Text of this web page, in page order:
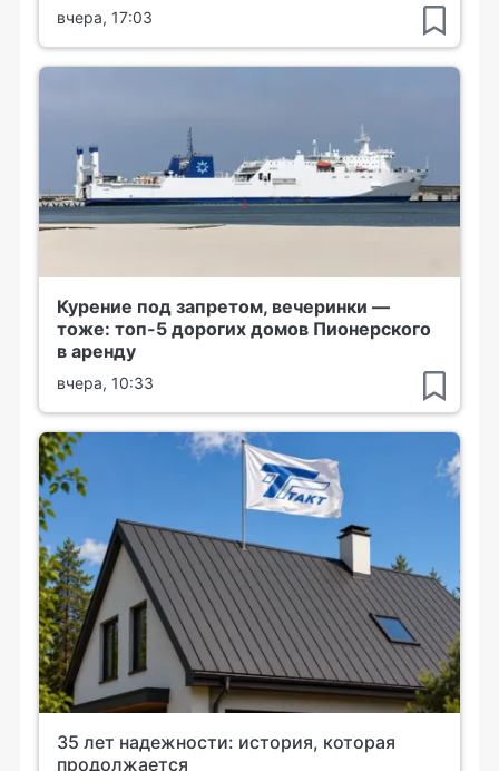
вчера, 17:03
Курение под запретом, вечеринки —
тоже: топ-5 дорогих домов Пионерского
в аренду
вчера, 10:33
35 лет надежности: история, которая
продолжается